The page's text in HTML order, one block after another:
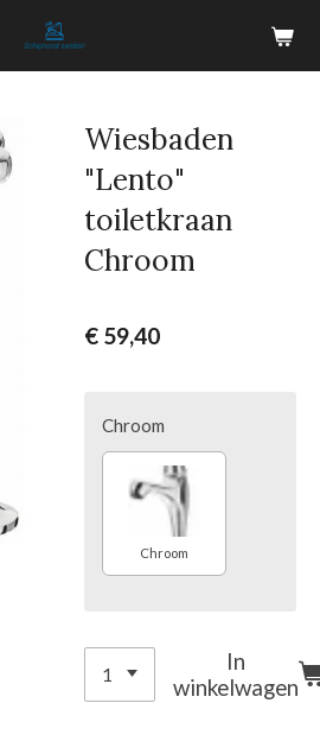
Wiesbaden
"Lento"
toiletkraan
Chroom
€ 59,40
Chroom
Chroom
In
winkelwagen